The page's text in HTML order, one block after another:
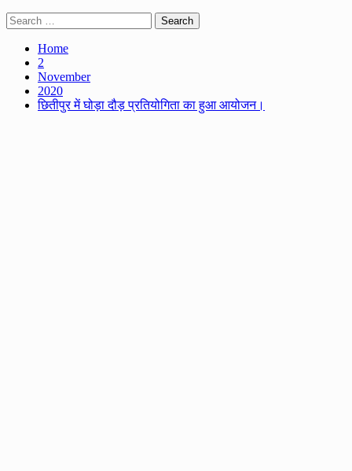
Search
for:
Home
2
November
2020
छितीपुर में घोड़ा दौड़ प्रतियोगिता का हुआ आयोजन।